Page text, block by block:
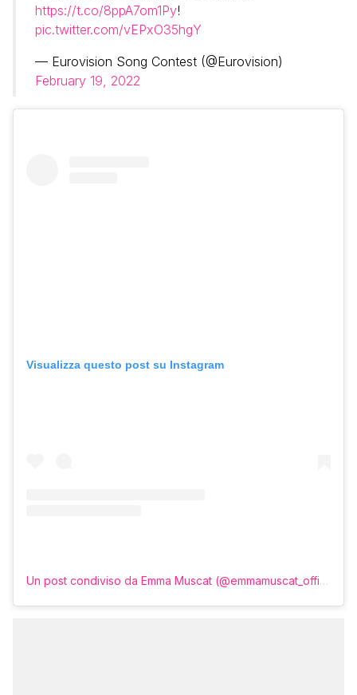
https://t.co/8ppA7om1Py!
pic.twitter.com/vEPxO35hgY
— Eurovision Song Contest (@Eurovision)
February 19, 2022
Visualizza questo post su Instagram
Un post condiviso da Emma Muscat (@emmamuscat_official)